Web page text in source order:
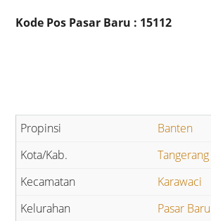
Kode Pos Pasar Baru : 15112
Banten
Tangerang
Karawaci
Pasar Baru